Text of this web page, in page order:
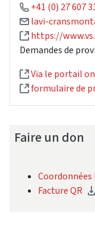
+41 (0) 27 607
lavi-
https://
Demandes de
Via le portail
formulaire de
Faire un don
Coordonnées
Facture QR